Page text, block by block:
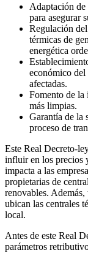
Adaptación de
para asegurar
Regulación
térmicas de
energética
económico del
afectadas.
Fomento de la
más limpias.
Garantía de la
proceso de
Este Real Decreto-
influir en los precios
impacta a las
propietarias de
renovables.
ubican las centrales
local.
Antes de este Real
parámetros